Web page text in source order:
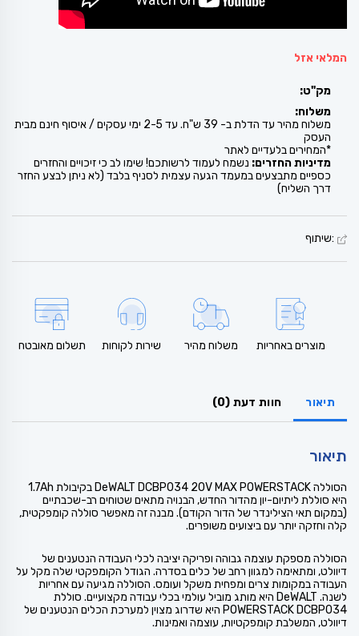
המלאי אזל
מק"ט:
משלוח:
משלוח מהיר עד הדלת ב- 39 ש"ח. עד 2-5 ימי עסקים / איסוף חינם מבית
העסק
*המחירים בלעדיים לאתר
מדיניות החזרים: נשמח לעמוד לרשותכם! שימו לב כי זיכויים והחזרים
כספיים מתבצעים במעמד הגעה עצמית לסניף בלבד (לא ניתן לבצע החזר
דרך השליח)
:שיתוף
מוצרים באחריות משלוח מהיר שירות לקוחות תשלום מאובטח
תיאור חוות דעת (0)
תיאור
הסוללה DeWALT DCBP034 20V MAX POWERSTACK בקיבולת 1.7Ah
היא סוללת ליתיום-יון מהדור החדש, הבנויה מתאים שטוחים רב-שכבתיים
(במקום תאי הצילינדר של הדור הקודם). מבנה זה מאפשר סוללה קומפקטית,
קלה וחזקה יותר עם ביצועים משופרים.
הסוללה מספקת עוצמה גבוהה ופריקה יציבה לכלי העבודה הנטענים של
דיוולט, ומתאימה למגוון רחב של כלים בסדרה. הגודל הקומפקטי שלה מקל על
העבודה במקומות צרים ומפחית משקל ועומס. הסוללה מגיעה עם אחריות
לשנה. DeWALT היא מותג מוביל עולמי בכלי עבודה מקצועיים. סוללת
POWERSTACK DCBP034 היא שדרוג מצוין למערכת הכלים הנטענים של
דיוולט, המשלבת קומפקטיות, עוצמה ואמינות.